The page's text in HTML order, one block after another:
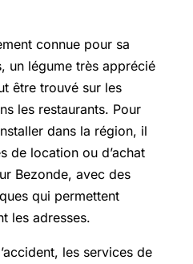
connue pour sa
un légume très apprécié
être trouvé sur les
les restaurants. Pour
dans la région, il
de location ou d’achat
Bezonde, avec des
qui permettent
les adresses.
les services de